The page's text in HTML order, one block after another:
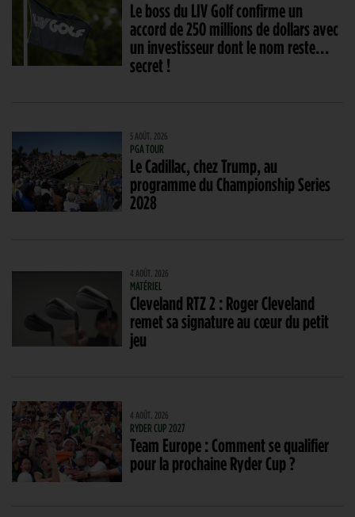
Le boss du LIV Golf confirme un
accord de 250 millions de dollars avec
un investisseur dont le nom reste…
secret !
5 AOÛT. 2026
PGA TOUR
Le Cadillac, chez Trump, au
programme du Championship Series
2028
4 AOÛT. 2026
MATÉRIEL
Cleveland RTZ 2 : Roger Cleveland
remet sa signature au cœur du petit
jeu
4 AOÛT. 2026
RYDER CUP 2027
Team Europe : Comment se qualifier
pour la prochaine Ryder Cup ?